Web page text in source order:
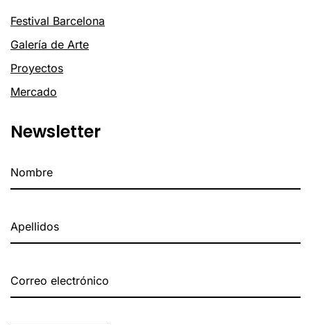
Festival Barcelona
Galería de Arte
Proyectos
Mercado
Newsletter